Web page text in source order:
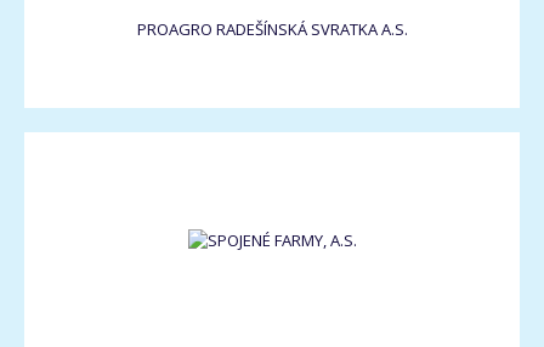
PROAGRO RADEŠÍNSKÁ SVRATKA A.S.